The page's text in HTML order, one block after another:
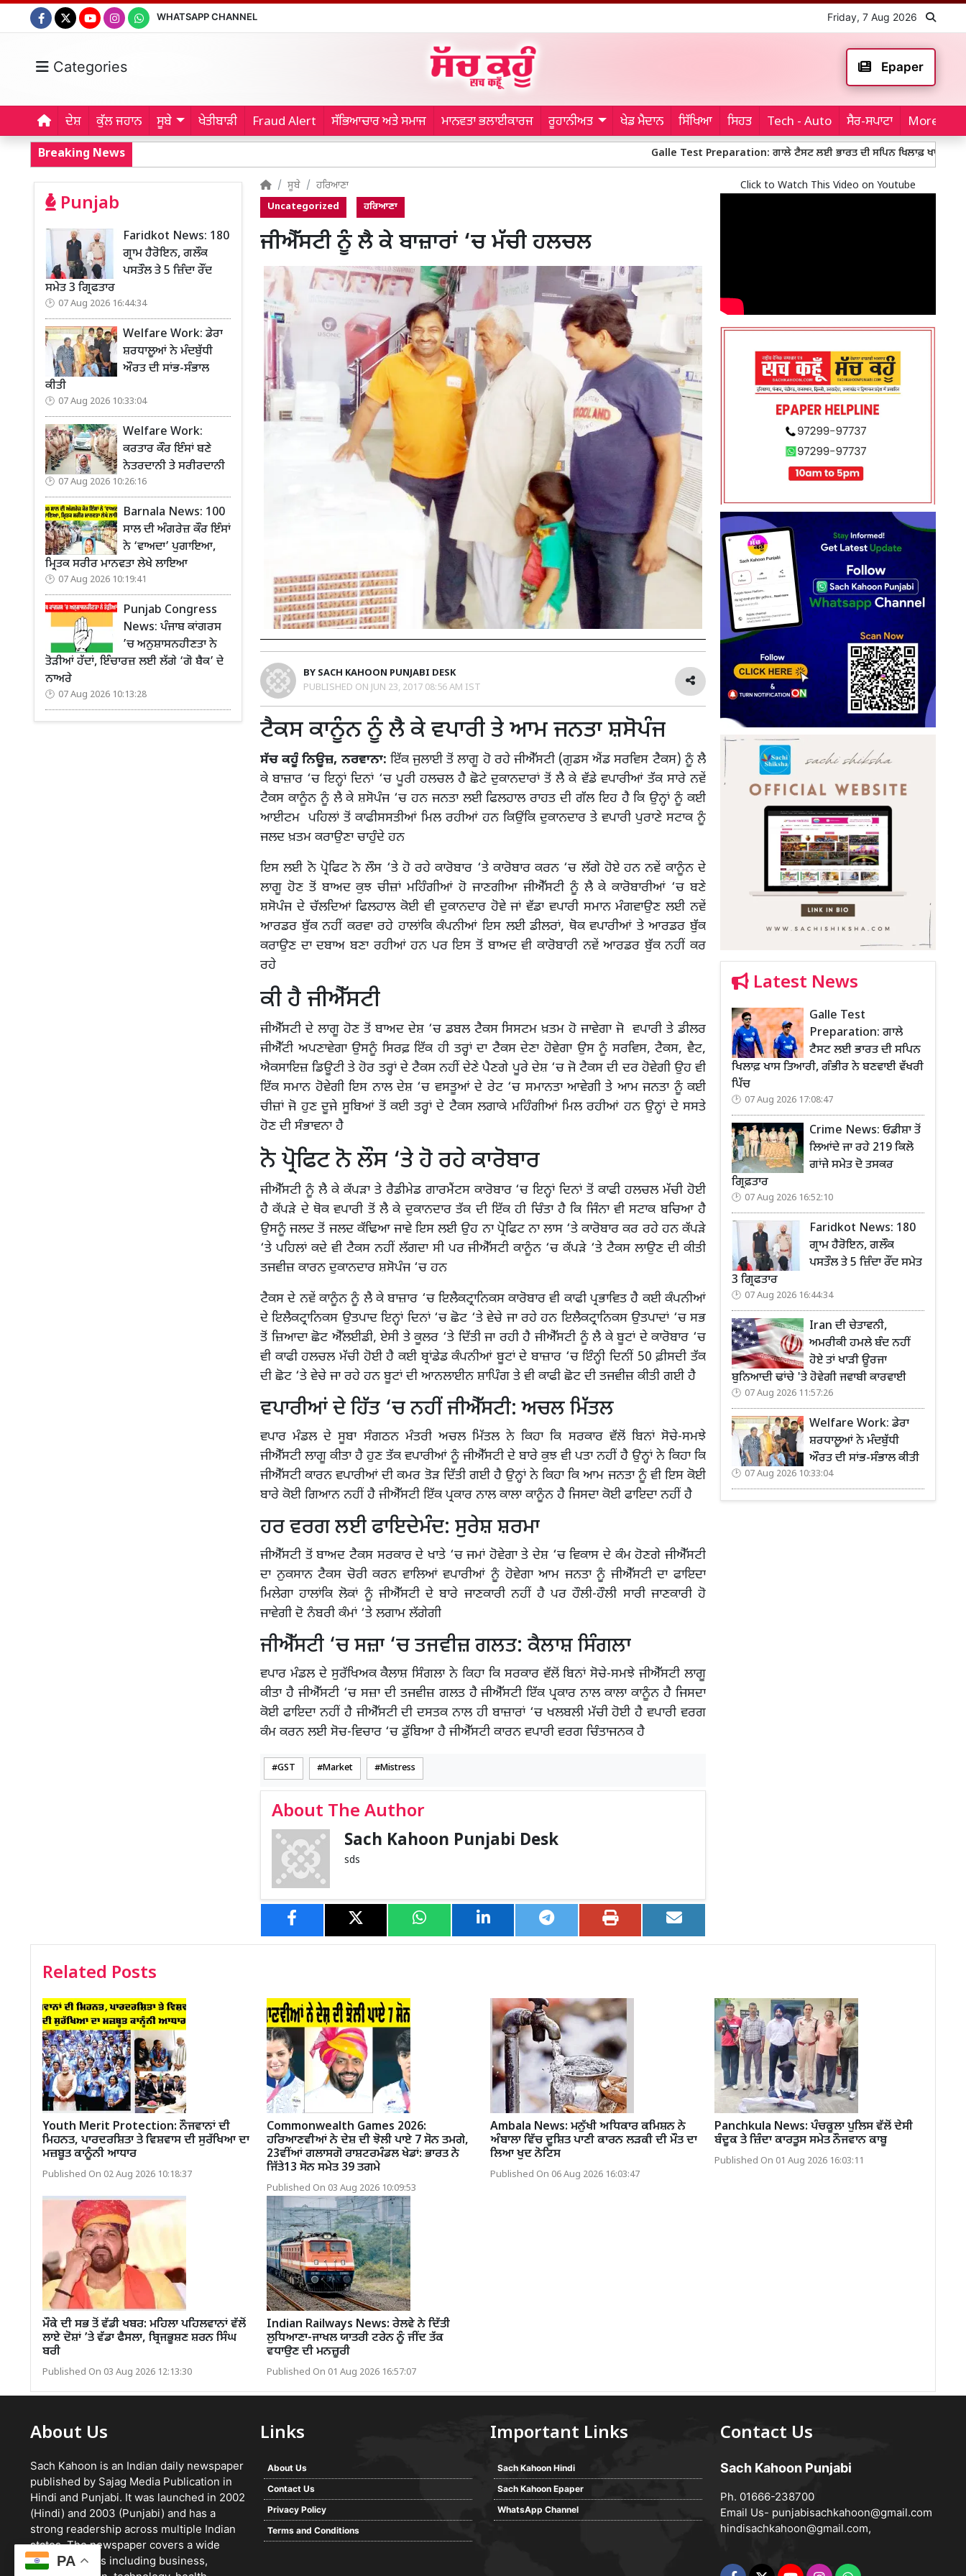
WHATSAPP CHANNEL Friday, 7 Aug 2026
Categories Epaper
ਦੇਸ਼ ਕੁੱਲ ਜਹਾਨ ਸੂਬੇ ਖੇਤੀਬਾੜੀ Fraud Alert ਸੱਭਿਆਚਾਰ ਅਤੇ ਸਮਾਜ ਮਾਨਵਤਾ ਭਲਾਈਕਾਰਜ ਰੂਹਾਨੀਅਤ ਖੇਡ ਮੈਦਾਨ ਸਿੱਖਿਆ ਸਿਹਤ Tech - Auto ਸੈਰ-ਸਪਾਟਾ More...
Breaking News Galle Test Preparation: ਗਾਲੇ ਟੈਸਟ ਲਈ ਭਾਰਤ ਦੀ ਸਪਿਨ ਖਿਲਾਫ਼ ਖਾਸ ਤਿਆਰੀ, ਗੰਭੀਰ ਨੇ
Punjab
Faridkot News: 180
ਗ੍ਰਾਮ ਹੈਰੋਇਨ, ਗਲੌਕ
ਪਸਤੌਲ ਤੇ 5 ਜ਼ਿੰਦਾ ਰੌਂਦ
ਸਮੇਤ 3 ਗ੍ਰਿਫਤਾਰ
07 Aug 2026 16:44:34
Welfare Work: ਡੇਰਾ
ਸ਼ਰਧਾਲੂਆਂ ਨੇ ਮੰਦਬੁੱਧੀ
ਔਰਤ ਦੀ ਸਾਂਭ-ਸੰਭਾਲ
ਕੀਤੀ
07 Aug 2026 10:33:04
Welfare Work:
ਕਰਤਾਰ ਕੌਰ ਇੰਸਾਂ ਬਣੇ
ਨੇਤਰਦਾਨੀ ਤੇ ਸਰੀਰਦਾਨੀ
07 Aug 2026 10:26:16
Barnala News: 100
ਸਾਲ ਦੀ ਅੰਗਰੇਜ਼ ਕੌਰ ਇੰਸਾਂ
ਨੇ ‘ਵਾਅਦਾ’ ਪੁਗਾਇਆ,
ਮ੍ਰਿਤਕ ਸਰੀਰ ਮਾਨਵਤਾ ਲੇਖੇ ਲਾਇਆ
07 Aug 2026 10:19:41
Punjab Congress
News: ਪੰਜਾਬ ਕਾਂਗਰਸ
’ਚ ਅਨੁਸ਼ਾਸਨਹੀਣਤਾ ਨੇ
ਤੋੜੀਆਂ ਹੱਦਾਂ, ਇੰਚਾਰਜ਼ ਲਈ ਲੱਗੇ ‘ਗੋ ਬੈਕ’ ਦੇ
ਨਾਅਰੇ
07 Aug 2026 10:13:28
ਸੂਬੇ ਹਰਿਆਣਾ
Uncategorized ਹਰਿਆਣਾ
ਜੀਐੱਸਟੀ ਨੂੰ ਲੈ ਕੇ ਬਾਜ਼ਾਰਾਂ ‘ਚ ਮੱਚੀ ਹਲਚਲ
BY SACH KAHOON PUNJABI DESK
PUBLISHED ON JUN 23, 2017 08:56 AM IST
ਟੈਕਸ ਕਾਨੂੰਨ ਨੂੰ ਲੈ ਕੇ ਵਪਾਰੀ ਤੇ ਆਮ ਜਨਤਾ ਸ਼ਸੋਪੰਜ
ਸੱਚ ਕਹੂੰ ਨਿਊਜ਼, ਨਰਵਾਨਾ: ਇੱਕ ਜੁਲਾਈ ਤੋਂ ਲਾਗੂ ਹੋ ਰਹੇ ਜੀਐੱਸਟੀ (ਗੁਡਸ ਐਂਡ ਸਰਵਿਸ ਟੈਕਸ) ਨੂੰ ਲੈ
ਕੇ ਬਾਜ਼ਾਰ ‘ਚ ਇਨ੍ਹਾਂ ਦਿਨਾਂ ‘ਚ ਪੂਰੀ ਹਲਚਲ ਹੈ ਛੋਟੇ ਦੁਕਾਨਦਾਰਾਂ ਤੋਂ ਲੈ ਕੇ ਵੱਡੇ ਵਪਾਰੀਆਂ ਤੱਕ ਸਾਰੇ ਨਵੇਂ
ਟੈਕਸ ਕਾਨੂੰਨ ਨੂੰ ਲੈ ਕੇ ਸ਼ਸੋਪੰਜ ‘ਚ ਹਨ ਜਨਤਾ ਲਈ ਫਿਲਹਾਲ ਰਾਹਤ ਦੀ ਗੱਲ ਇਹ ਹੈ ਕਿ ਉਨ੍ਹਾਂ ਨੂੰ ਕਈ
ਆਈਟਮ ਪਹਿਲਾਂ ਤੋਂ ਕਾਫੀਸਸਤੀਆਂ ਮਿਲ ਰਹੀਆਂ ਹਨ ਕਿਉਂਕਿ ਦੁਕਾਨਦਾਰ ਤੇ ਵਪਾਰੀ ਪੁਰਾਣੇ ਸਟਾਕ ਨੂੰ
ਜਲਦ ਖ਼ਤਮ ਕਰਾਉਣਾ ਚਾਹੁੰਦੇ ਹਨ
ਇਸ ਲਈ ਨੋ ਪ੍ਰੋਫਿਟ ਨੋ ਲੌਸ ‘ਤੇ ਹੋ ਰਹੇ ਕਾਰੋਬਾਰ ‘ਤੇ ਕਾਰੋਬਾਰ ਕਰਨ ‘ਚ ਲੱਗੇ ਹੋਏ ਹਨ ਨਵੇਂ ਕਾਨੂੰਨ ਦੇ
ਲਾਗੂ ਹੋਣ ਤੋਂ ਬਾਅਦ ਕੁਝ ਚੀਜ਼ਾਂ ਮਹਿੰਗੀਆਂ ਹੋ ਜਾਣਗੀਆ ਜੀਐੱਸਟੀ ਨੂੰ ਲੈ ਕੇ ਕਾਰੋਬਾਰੀਆਂ ‘ਚ ਬਣੇ
ਸ਼ਸੋਪੰਜ ਦੇ ਚੱਲਦਿਆਂ ਫਿਲਹਾਲ ਕੋਈ ਵੀ ਦੁਕਾਨਦਾਰ ਹੋਵੇ ਜਾਂ ਵੱਡਾ ਵਪਾਰੀ ਸਮਾਨ ਮੰਗਵਾਉਣ ਲਈ ਨਵੇਂ
ਆਰਡਰ ਬੁੱਕ ਨਹੀਂ ਕਰਵਾ ਰਹੇ ਹਾਲਾਂਕਿ ਕੰਪਨੀਆਂ ਇਸ ਲਈ ਡੀਲਰਾਂ, ਥੋਕ ਵਪਾਰੀਆਂ ਤੇ ਆਰਡਰ ਬੁੱਕ
ਕਰਾਉਣ ਦਾ ਦਬਾਅ ਬਣਾ ਰਹੀਆਂ ਹਨ ਪਰ ਇਸ ਤੋਂ ਬਾਅਦ ਵੀ ਕਾਰੋਬਾਰੀ ਨਵੇਂ ਆਰਡਰ ਬੁੱਕ ਨਹੀਂ ਕਰ
ਰਹੇ
ਕੀ ਹੈ ਜੀਐੱਸਟੀ
ਜੀਐੱਸਟੀ ਦੇ ਲਾਗੂ ਹੋਣ ਤੋਂ ਬਾਅਦ ਦੇਸ਼ ‘ਚ ਡਬਲ ਟੈਕਸ ਸਿਸਟਮ ਖ਼ਤਮ ਹੋ ਜਾਵੇਗਾ ਜੋ ਵਪਾਰੀ ਤੇ ਡੀਲਰ
ਜੀਐੱਟੀ ਅਪਣਾਵੇਗਾ ਉਸਨੂੰ ਸਿਰਫ਼ ਇੱਕ ਹੀ ਤਰ੍ਹਾਂ ਦਾ ਟੈਕਸ ਦੇਣਾ ਹੋਵੇਗਾ ਉਸ ਨੂੰ ਸਰਵਿਸ, ਟੈਕਸ, ਵੈਟ,
ਐਕਸਾਇਜ਼ ਡਿਊਟੀ ਤੇ ਹੋਰ ਤਰ੍ਹਾਂ ਦੇ ਟੈਕਸ ਨਹੀਂ ਦੇਣੇ ਪੈਣਗੇ ਪੂਰੇ ਦੇਸ਼ ‘ਚ ਜੋ ਟੈਕਸ ਦੀ ਦਰ ਹੋਵੇਗੀ ਉਹ ਵੀ
ਇੱਕ ਸਮਾਨ ਹੋਵੇਗੀ ਇਸ ਨਾਲ ਦੇਸ਼ ‘ਚ ਵਸਤੂਆਂ ਦੇ ਰੇਟ ‘ਚ ਸਮਾਨਤਾ ਆਵੇਗੀ ਤੇ ਆਮ ਜਨਤਾ ਨੂੰ ਕਈ
ਚੀਜ਼ਾਂ ਜੋ ਹੁਣ ਦੂਜੇ ਸੂਬਿਆਂ ਤੋਂ ਕਈ ਤਰ੍ਹਾਂ ਦੇ ਟੈਕਸ ਲਗਾਕੇ ਮਹਿੰਗੀਆਂ ਮਿਲ ਰਹੀਆਂ ਹਨ ਉਨ੍ਹਾਂ ਦੇ ਸਸਤੇ
ਹੋਣ ਦੀ ਸੰਭਾਵਨਾ ਹੈ
ਨੋ ਪ੍ਰੋਫਿਟ ਨੋ ਲੌਸ ‘ਤੇ ਹੋ ਰਹੇ ਕਾਰੋਬਾਰ
ਜੀਐੱਸਟੀ ਨੂੰ ਲੈ ਕੇ ਕੱਪੜਾ ਤੇ ਰੈਡੀਮੇਡ ਗਾਰਮੈਂਟਸ ਕਾਰੋਬਾਰ ‘ਚ ਇਨ੍ਹਾਂ ਦਿਨਾਂ ਤੋਂ ਕਾਫੀ ਹਲਚਲ ਮੱਚੀ ਹੋਈ
ਹੈ ਕੱਪੜੇ ਦੇ ਥੋਕ ਵਪਾਰੀ ਤੋਂ ਲੈ ਕੇ ਦੁਕਾਨਦਾਰ ਤੱਕ ਦੀ ਇੱਕ ਹੀ ਚਿੰਤਾ ਹੈ ਕਿ ਜਿੰਨਾ ਵੀ ਸਟਾਕ ਬਚਿਆ ਹੈ
ਉਸਨੂੰ ਜਲਦ ਤੋਂ ਜਲਦ ਕੱਢਿਆ ਜਾਵੇ ਇਸ ਲਈ ਉਹ ਨਾ ਪ੍ਰੋਫਿਟ ਨਾ ਲਾਸ ‘ਤੇ ਕਾਰੋਬਾਰ ਕਰ ਰਹੇ ਹਨ ਕੱਪੜੇ
‘ਤੇ ਪਹਿਲਾਂ ਕਦੇ ਵੀ ਟੈਕਸ ਨਹੀਂ ਲੱਗਦਾ ਸੀ ਪਰ ਜੀਐੱਸਟੀ ਕਾਨੂੰਨ ‘ਚ ਕੱਪੜੇ ‘ਤੇ ਟੈਕਸ ਲਾਉਣ ਦੀ ਕੀਤੀ
ਤਜਵੀਜ਼ ਕਾਰਨ ਦੁਕਾਨਦਾਰ ਸ਼ਸੋਪੰਜ ‘ਚ ਹਨ
ਟੈਕਸ ਦੇ ਨਵੇਂ ਕਾਨੂੰਨ ਨੂੰ ਲੈ ਕੇ ਬਾਜ਼ਾਰ ‘ਚ ਇਲੈਕਟ੍ਰਾਨਿਕਸ ਕਾਰੋਬਾਰ ਵੀ ਕਾਫੀ ਪ੍ਰਭਾਵਿਤ ਹੈ ਕਈ ਕੰਪਨੀਆਂ
ਦੇ ਇਲੈਕਟ੍ਰਾਨਿਕਸ ਉਤਪਾਦ ਇਨ੍ਹਾਂ ਦਿਨਾਂ ‘ਚ ਛੋਟ ‘ਤੇ ਵੇਚੇ ਜਾ ਰਹੇ ਹਨ ਇਲੈਕਟ੍ਰਾਨਿਕਸ ਉਤਪਾਦਾਂ ‘ਚ ਸਭ
ਤੋਂ ਜ਼ਿਆਦਾ ਛੋਟ ਐੱਲਈਡੀ, ਏਸੀ ਤੇ ਕੂਲਰ ‘ਤੇ ਦਿੱਤੀ ਜਾ ਰਹੀ ਹੈ ਜੀਐੱਸਟੀ ਨੂੰ ਲੈ ਕੇ ਬੂਟਾਂ ਦੇ ਕਾਰੋਬਾਰ ‘ਚ
ਵੀ ਕਾਫੀ ਹਲਚਲ ਮੱਚੀ ਹੋਈ ਹੈ ਕਈ ਬ੍ਰਾਂਡੇਡ ਕੰਪਨੀਆਂ ਬੂਟਾਂ ਦੇ ਬਾਜ਼ਾਰ ‘ਚ ਇੰਨ੍ਹੀ ਦਿਨੀਂ 50 ਫ਼ੀਸਦੀ ਤੱਕ
ਦੀ ਛੋਟ ‘ਤੇ ਵੇਚੇ ਜਾ ਰਹੇ ਹਨ ਬੂਟਾਂ ਦੀ ਆਨਲਾਈਨ ਸ਼ਾਪਿੰਗ ਤੇ ਵੀ ਕਾਫੀ ਛੋਟ ਦੀ ਤਜਵੀਜ਼ ਕੀਤੀ ਗਈ ਹੈ
ਵਪਾਰੀਆਂ ਦੇ ਹਿੱਤ ‘ਚ ਨਹੀਂ ਜੀਐੱਸਟੀ: ਅਚਲ ਮਿੱਤਲ
ਵਪਾਰ ਮੰਡਲ ਦੇ ਸੂਬਾ ਸੰਗਠਨ ਮੰਤਰੀ ਅਚਲ ਮਿੱਤਲ ਨੇ ਕਿਹਾ ਕਿ ਸਰਕਾਰ ਵੱਲੋਂ ਬਿਨਾਂ ਸੋਚੇ-ਸਮਝੇ
ਜੀਐੱਸਟੀ ਲਾਗੂ ਕੀਤਾ ਹੈ ਹੁਣ ਤੱਕ ਵਪਾਰੀਆਂ ਨੂੰ ਜੀਐੱਸਟੀ ਦੇ ਬਾਰੇ ਕੁਝ ਵੀ ਪਤਾ ਨਹੀਂ ਹੈ ਉਨ੍ਹਾਂ ਨੇ ਕਿਹਾ ਕਿ
ਜੀਐੱਸਟੀ ਕਾਰਨ ਵਪਾਰੀਆਂ ਦੀ ਕਮਰ ਤੋੜ ਦਿੱਤੀ ਗਈ ਹੈ ਉਨ੍ਹਾਂ ਨੇ ਕਿਹਾ ਕਿ ਆਮ ਜਨਤਾ ਨੂੰ ਵੀ ਇਸ ਕੋਈ
ਬਾਰੇ ਕੋਈ ਗਿਆਨ ਨਹੀਂ ਹੈ ਜੀਐੱਸਟੀ ਇੱਕ ਪ੍ਰਕਾਰ ਨਾਲ ਕਾਲਾ ਕਾਨੂੰਨ ਹੈ ਜਿਸਦਾ ਕੋਈ ਫਾਇਦਾ ਨਹੀਂ ਹੈ
ਹਰ ਵਰਗ ਲਈ ਫਾਇਦੇਮੰਦ: ਸੁਰੇਸ਼ ਸ਼ਰਮਾ
ਜੀਐੱਸਟੀ ਤੋਂ ਬਾਅਦ ਟੈਕਸ ਸਰਕਾਰ ਦੇ ਖਾਤੇ ‘ਚ ਜਮਾਂ ਹੋਵੇਗਾ ਤੇ ਦੇਸ਼ ‘ਚ ਵਿਕਾਸ ਦੇ ਕੰਮ ਹੋਣਗੇ ਜੀਐੱਸਟੀ
ਦਾ ਨੁਕਸਾਨ ਟੈਕਸ ਚੋਰੀ ਕਰਨ ਵਾਲਿਆਂ ਵਪਾਰੀਆਂ ਨੂੰ ਹੋਵੇਗਾ ਆਮ ਜਨਤਾ ਨੂੰ ਜੀਐੱਸਟੀ ਦਾ ਫਾਇਦਾ
ਮਿਲੇਗਾ ਹਾਲਾਂਕਿ ਲੋਕਾਂ ਨੂੰ ਜੀਐੱਸਟੀ ਦੇ ਬਾਰੇ ਜਾਣਕਾਰੀ ਨਹੀਂ ਹੈ ਪਰ ਹੌਲੀ-ਹੌਲੀ ਸਾਰੀ ਜਾਣਕਾਰੀ ਹੋ
ਜਾਵੇਗੀ ਦੋ ਨੰਬਰੀ ਕੰਮਾਂ ‘ਤੇ ਲਗਾਮ ਲੱਗੇਗੀ
ਜੀਐੱਸਟੀ ‘ਚ ਸਜ਼ਾ ‘ਚ ਤਜਵੀਜ਼ ਗਲਤ: ਕੈਲਾਸ਼ ਸਿੰਗਲਾ
ਵਪਾਰ ਮੰਡਲ ਦੇ ਸੁਰੱਖਿਅਕ ਕੈਲਾਸ਼ ਸਿੰਗਲਾ ਨੇ ਕਿਹਾ ਕਿ ਸਰਕਾਰ ਵੱਲੋਂ ਬਿਨਾਂ ਸੋਚੇ-ਸਮਝੇ ਜੀਐੱਸਟੀ ਲਾਗੂ
ਕੀਤਾ ਹੈ ਜੀਐੱਸਟੀ ‘ਚ ਸਜ਼ਾ ਦੀ ਤਜਵੀਜ਼ ਗਲਤ ਹੈ ਜੀਐੱਸਟੀ ਇੱਕ ਪ੍ਰਕਾਰ ਨਾਲ ਕਾਲਾ ਕਾਨੂੰਨ ਹੈ ਜਿਸਦਾ
ਕੋਈ ਫਾਇਦਾ ਨਹੀਂ ਹੈ ਜੀਐੱਸਟੀ ਦੀ ਦਸਤਕ ਨਾਲ ਹੀ ਬਾਜ਼ਾਰਾਂ ‘ਚ ਖਲਬਲੀ ਮੱਚੀ ਹੋਈ ਹੈ ਵਪਾਰੀ ਵਰਗ
ਕੰਮ ਕਰਨ ਲਈ ਸੋਚ-ਵਿਚਾਰ ‘ਚ ਡੁੱਬਿਆ ਹੈ ਜੀਐੱਸਟੀ ਕਾਰਨ ਵਪਾਰੀ ਵਰਗ ਚਿੰਤਾਜਨਕ ਹੈ
GST Market Mistress
About The Author
Sach Kahoon Punjabi Desk
sds
Click to Watch This Video on Youtube
Latest News
Galle Test
Preparation: ਗਾਲੇ
ਟੈਸਟ ਲਈ ਭਾਰਤ ਦੀ ਸਪਿਨ
ਖਿਲਾਫ਼ ਖਾਸ ਤਿਆਰੀ, ਗੰਭੀਰ ਨੇ ਬਣਵਾਈ ਵੱਖਰੀ
ਪਿੱਚ
07 Aug 2026 17:08:47
Crime News: ਓਡੀਸ਼ਾ ਤੋਂ
ਲਿਆਂਦੇ ਜਾ ਰਹੇ 219 ਕਿਲੋ
ਗਾਂਜੇ ਸਮੇਤ ਦੋ ਤਸਕਰ
ਗ੍ਰਿਫ਼ਤਾਰ
07 Aug 2026 16:52:10
Faridkot News: 180
ਗ੍ਰਾਮ ਹੈਰੋਇਨ, ਗਲੌਕ
ਪਸਤੌਲ ਤੇ 5 ਜ਼ਿੰਦਾ ਰੌਂਦ ਸਮੇਤ
3 ਗ੍ਰਿਫਤਾਰ
07 Aug 2026 16:44:34
Iran ਦੀ ਚੇਤਾਵਨੀ,
ਅਮਰੀਕੀ ਹਮਲੇ ਬੰਦ ਨਹੀਂ
ਹੋਏ ਤਾਂ ਖਾੜੀ ਊਰਜਾ
ਬੁਨਿਆਦੀ ਢਾਂਚੇ 'ਤੇ ਹੋਵੇਗੀ ਜਵਾਬੀ ਕਾਰਵਾਈ
07 Aug 2026 11:57:26
Welfare Work: ਡੇਰਾ
ਸ਼ਰਧਾਲੂਆਂ ਨੇ ਮੰਦਬੁੱਧੀ
ਔਰਤ ਦੀ ਸਾਂਭ-ਸੰਭਾਲ ਕੀਤੀ
07 Aug 2026 10:33:04
Related Posts
Youth Merit Protection: ਨੌਜਵਾਨਾਂ ਦੀ
ਮਿਹਨਤ, ਪਾਰਦਰਸ਼ਿਤਾ ਤੇ ਵਿਸ਼ਵਾਸ ਦੀ ਸੁਰੱਖਿਆ ਦਾ
ਮਜ਼ਬੂਤ ਕਾਨੂੰਨੀ ਆਧਾਰ
Published On 02 Aug 2026 10:18:37
Commonwealth Games 2026:
ਹਰਿਆਣਵੀਆਂ ਨੇ ਦੇਸ਼ ਦੀ ਝੋਲੀ ਪਾਏ 7 ਸੋਨ ਤਮਗੇ,
23ਵੀਂਆਂ ਗਲਾਸਗੋ ਰਾਸ਼ਟਰਮੰਡਲ ਖੇਡਾਂ: ਭਾਰਤ ਨੇ
ਜਿੱਤੇ13 ਸੋਨ ਸਮੇਤ 39 ਤਗਮੇ
Published On 03 Aug 2026 10:09:53
Ambala News: ਮਨੁੱਖੀ ਅਧਿਕਾਰ ਕਮਿਸ਼ਨ ਨੇ
ਅੰਬਾਲਾ ਵਿੱਚ ਦੂਸ਼ਿਤ ਪਾਣੀ ਕਾਰਨ ਲੜਕੀ ਦੀ ਮੌਤ ਦਾ
ਲਿਆ ਖੁਦ ਨੋਟਿਸ
Published On 06 Aug 2026 16:03:47
Panchkula News: ਪੰਚਕੂਲਾ ਪੁਲਿਸ ਵੱਲੋਂ ਦੇਸੀ
ਬੰਦੂਕ ਤੇ ਜ਼ਿੰਦਾ ਕਾਰਤੂਸ ਸਮੇਤ ਨੌਜਵਾਨ ਕਾਬੂ
Published On 01 Aug 2026 16:03:11
ਮੌਕੇ ਦੀ ਸਭ ਤੋਂ ਵੱਡੀ ਖਬਰ: ਮਹਿਲਾ ਪਹਿਲਵਾਨਾਂ ਵੱਲੋਂ
ਲਾਏ ਦੋਸ਼ਾਂ ’ਤੇ ਵੱਡਾ ਫੈਸਲਾ, ਬ੍ਰਿਜਭੂਸ਼ਣ ਸ਼ਰਨ ਸਿੰਘ
ਬਰੀ
Published On 03 Aug 2026 12:13:30
Indian Railways News: ਰੇਲਵੇ ਨੇ ਦਿੱਤੀ
ਲੁਧਿਆਣਾ-ਜਾਖਲ ਯਾਤਰੀ ਟਰੇਨ ਨੂੰ ਜੀਂਦ ਤੱਕ
ਵਧਾਉਣ ਦੀ ਮਨਜ਼ੂਰੀ
Published On 01 Aug 2026 16:57:07
About Us
Sach Kahoon is an Indian daily newspaper
published by Sajag Media Publication in
Hindi and Punjabi. It was launched in 2002
(Hindi) and 2003 (Punjabi) and has a
strong readership across multiple Indian
states. The newspaper covers a wide
range of topics including business,
Links
About Us
Contact Us
Privacy Policy
Terms and Conditions
Important Links
Sach Kahoon Hindi
Sach Kahoon Epaper
WhatsApp Channel
Contact Us
Sach Kahoon Punjabi
Ph. 01666-238700
Email Us- punjabisachkahoon@gmail.com
hindisachkahoon@gmail.com,
PA